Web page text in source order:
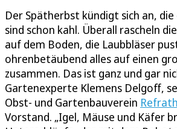
Der Spätherbst kündigt sich an,
sind schon kahl. Überall rascheln
auf dem Boden, die Laubbläser
ohrenbetäubend alles auf einen
zusammen. Das ist ganz und gar
Gartenexperte Klemens Delgoff,
Obst- und Gartenbauverein Refrath
Vorstand. „Igel, Mäuse und Käfer